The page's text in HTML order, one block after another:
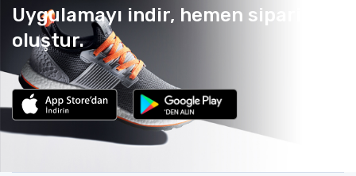
Uygulamayı indir, hemen sipariş
oluştur.